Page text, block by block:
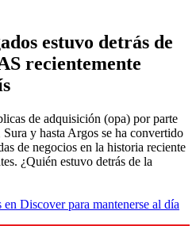
estuvo detrás de
recientemente
de adquisición (opa) por parte
y hasta Argos se ha convertido
de negocios en la historia reciente
¿Quién estuvo detrás de la
Discover para mantenerse al día